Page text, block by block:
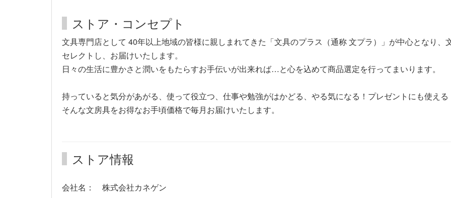
ストア・コンセプト
文具専門店として 40年以上地域の皆様に親しまれてきた「文具のプラス（通称 文プラ）」が中心となり
セレクトし、お届けいたします。
日々の生活に豊かさと潤いをもたらすお手伝いが出来れば…と心を込めて商品選定を行ってまいります。
持っていると気分があがる、使って役立つ、仕事や勉強がはかどる、やる気になる！プレゼントにも使える
そんな文房具をお得なお手頃価格で毎月お届けいたします。
ストア情報
会社名： 株式会社カネゲン